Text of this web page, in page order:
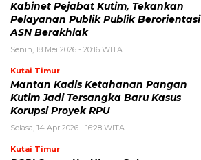
Kabinet Pejabat Kutim, Tekankan
Pelayanan Publik Publik Berorientasi
ASN Berakhlak
Senin, 18 Mei 2026 - 20:16 WITA
Kutai Timur
Mantan Kadis Ketahanan Pangan
Kutim Jadi Tersangka Baru Kasus
Korupsi Proyek RPU
Selasa, 14 Apr 2026 - 16:28 WITA
Kutai Timur